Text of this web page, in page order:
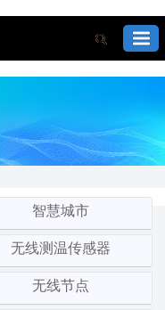
智慧城市
无线测温传感器
无线节点